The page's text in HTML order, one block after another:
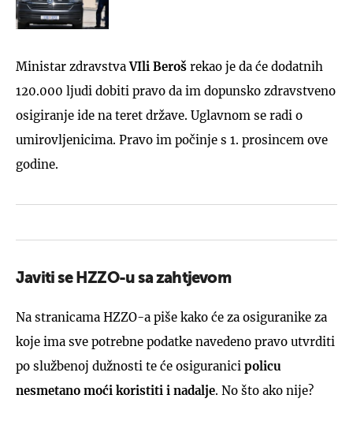
Ministar zdravstvaVIli Beroš rekao je da će dodatnih
120.000 ljudi dobiti pravo da im dopunsko zdravstveno
osigiranje ide na teret države. Uglavnom se radi o
umirovljenicima. Pravo im počinje s 1. prosincem ove
godine.
Javiti se HZZO-u sa zahtjevom
Na stranicama HZZO-a piše kako će za osiguranike za
koje ima sve potrebne podatke navedeno pravo utvrditi
po službenoj dužnosti te će osiguranici policu
nesmetano moći koristiti i nadalje. No što ako nije?